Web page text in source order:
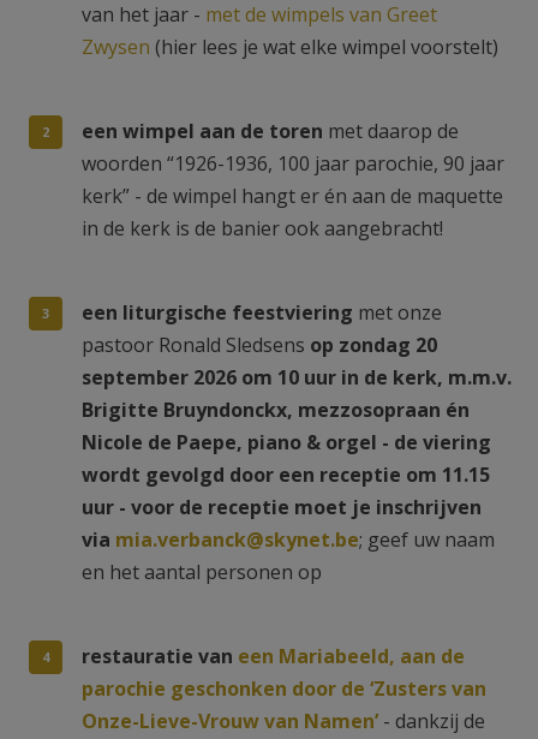
van het jaar - met de wimpels van Greet
Zwysen (hier lees je wat elke wimpel voorstelt)
een wimpel aan de toren met daarop de
woorden “1926-1936, 100 jaar parochie, 90 jaar
kerk” - de wimpel hangt er én aan de maquette
in de kerk is de banier ook aangebracht!
een liturgische feestviering met onze
pastoor Ronald Sledsens op zondag 20
september 2026 om 10 uur in de kerk, m.m.v.
Brigitte Bruyndonckx, mezzosopraan én
Nicole de Paepe, piano & orgel - de viering
wordt gevolgd door een receptie om 11.15
uur - voor de receptie moet je inschrijven
via mia.verbanck@skynet.be; geef uw naam
en het aantal personen op
restauratie van een Mariabeeld, aan de
parochie geschonken door de ‘Zusters van
Onze-Lieve-Vrouw van Namen’ - dankzij de